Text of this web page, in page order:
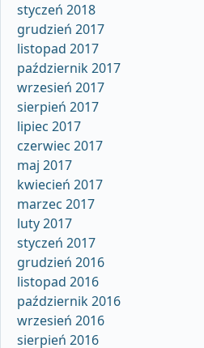
styczeń 2018
grudzień 2017
listopad 2017
październik 2017
wrzesień 2017
sierpień 2017
lipiec 2017
czerwiec 2017
maj 2017
kwiecień 2017
marzec 2017
luty 2017
styczeń 2017
grudzień 2016
listopad 2016
październik 2016
wrzesień 2016
sierpień 2016